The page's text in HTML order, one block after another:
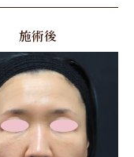
施術後